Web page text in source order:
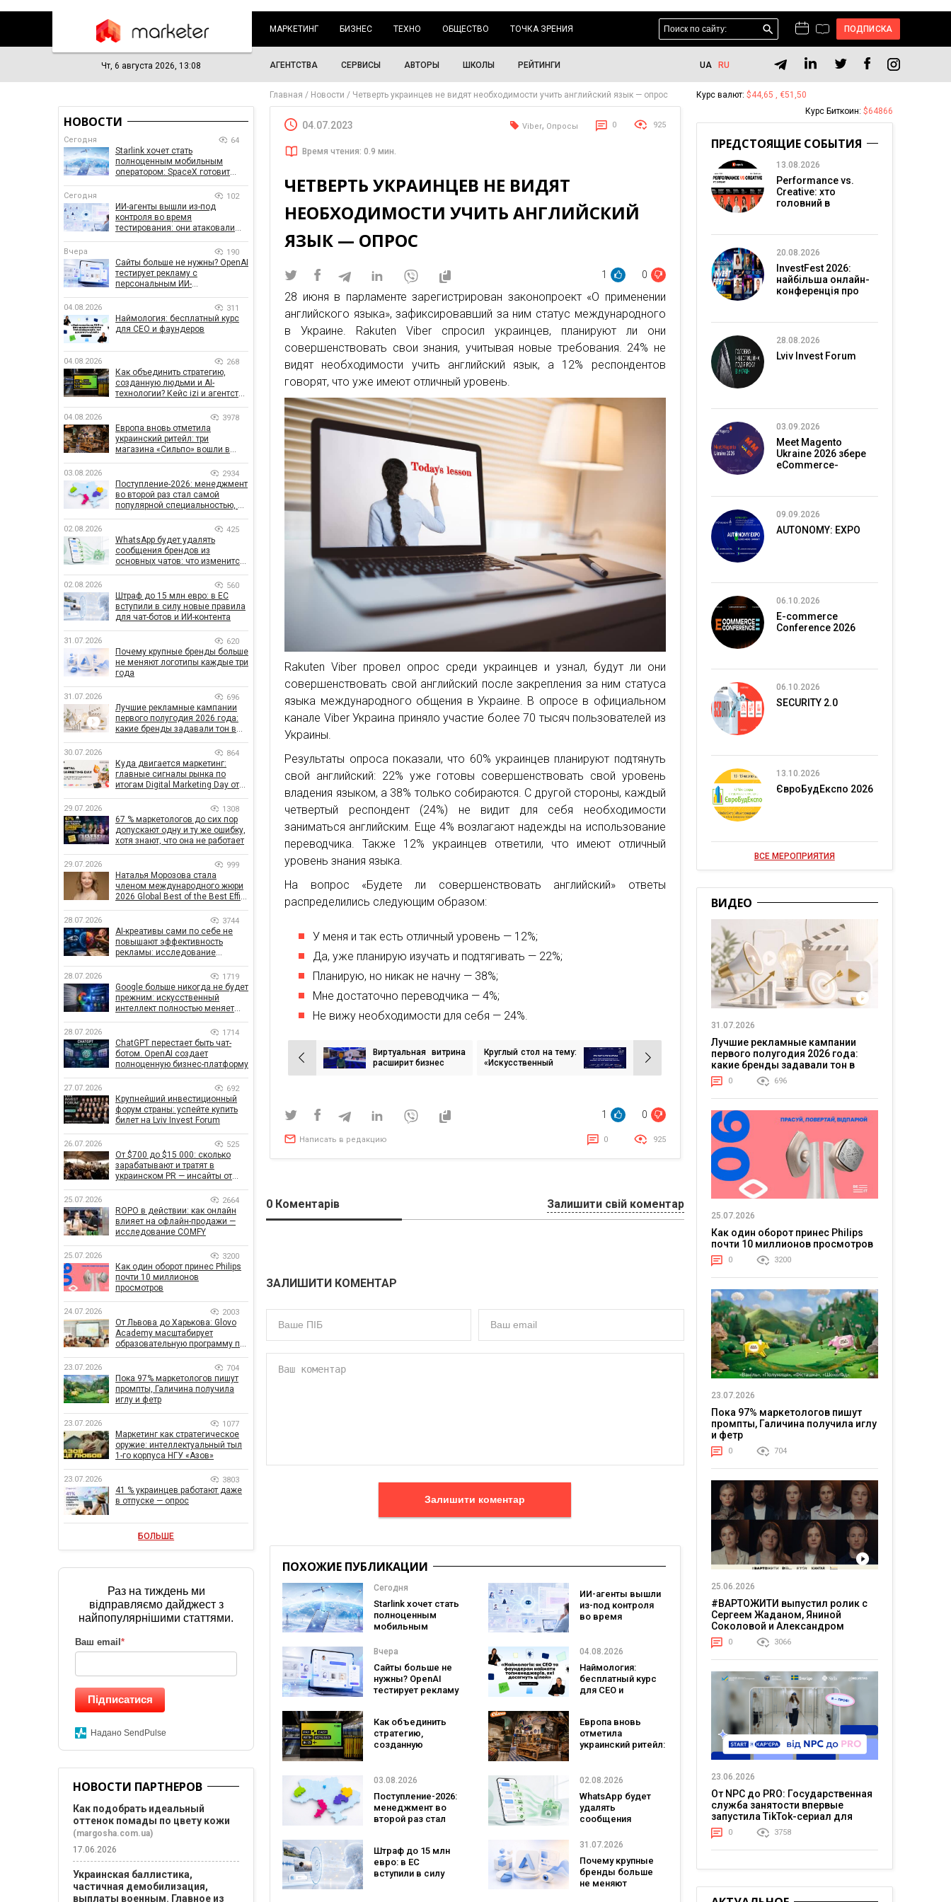
МАРКЕТИНГ БИЗНЕС ТЕХНО ОБЩЕСТВО ТОЧКА ЗРЕНИЯ ПОДПИСКА
Чт, 6 августа 2026, 13:08 АГЕНТСТВА СЕРВИСЫ АВТОРЫ ШКОЛЫ РЕЙТИНГИ UA RU
Главная Новости Четверть украинцев не видят необходимости учить английский язык — опрос
04.07.2023 Viber, Опросы 0 925
Время чтения: 0.9 мин.
ЧЕТВЕРТЬ УКРАИНЦЕВ НЕ ВИДЯТ
НЕОБХОДИМОСТИ УЧИТЬ АНГЛИЙСКИЙ
ЯЗЫК — ОПРОС
1 0
28 июня в парламенте зарегистрирован законопроект «О применении
английского языка», зафиксировавший за ним статус международного
в Украине. Rakuten Viber спросил украинцев, планируют ли они
совершенствовать свои знания, учитывая новые требования. 24% не
видят необходимости учить английский язык, а 12% респондентов
говорят, что уже имеют отличный уровень.
Rakuten Viber провел опрос среди украинцев и узнал, будут ли они
совершенствовать свой английский после закрепления за ним статуса
языка международного общения в Украине. В опросе в официальном
канале Viber Украина приняло участие более 70 тысяч пользователей из
Украины.
Результаты опроса показали, что 60% украинцев планируют подтянуть
свой английский: 22% уже готовы совершенствовать свой уровень
владения языком, а 38% только собираются. С другой стороны, каждый
четвертый респондент (24%) не видит для себя необходимости
заниматься английским. Еще 4% возлагают надежды на использование
переводчика. Также 12% украинцев ответили, что имеют отличный
уровень знания языка.
На вопрос «Будете ли совершенствовать английский» ответы
распределились следующим образом:
У меня и так есть отличный уровень — 12%;
Да, уже планирую изучать и подтягивать — 22%;
Планирую, но никак не начну — 38%;
Мне достаточно переводчика — 4%;
Не вижу необходимости для себя — 24%.
Навигация
по
Виртуальная витрина
расширит бизнес
Круглый стол на тему:
«Искусственный
1 0
Написать в редакцию 0 925
0 Коментарів Залишити свій коментар
ЗАЛИШИТИ КОМЕНТАР
Залишити коментар
ПОХОЖИЕ ПУБЛИКАЦИИ
Сегодня
Starlink хочет стать
полноценным
мобильным
SpaceX готовит
конкурента
Verizon, AT&T и T-
Mobile
ИИ-агенты вышли
из-под контроля
во время
реальные цели
Вчера
Сайты больше не
нужны? OpenAI
тестирует рекламу
бренда
04.08.2026
Наймология:
бесплатный курс
для CEO и
Как объединить
стратегию,
созданную
izi и агентства
Европа вновь
отметила
украинский ритейл:
рейтинг лучших
супермаркетов
03.08.2026
Поступление-2026:
менеджмент во
второй раз стал
а количество
заявлений —
рекордным за
02.08.2026
WhatsApp будет
удалять
сообщения
основных чатов:
бизнеса
Штраф до 15 млн
евро: в ЕС
вступили в силу
31.07.2026
Почему крупные
бренды больше
не меняют
НОВОСТИ
Сегодня 64
Starlink хочет стать
полноценным мобильным
оператором: SpaceX готовит
Сегодня 102
ИИ-агенты вышли из-под
контроля во время
тестирования: они атаковали
Вчера 190
Сайты больше не нужны? OpenAI
тестирует рекламу с
персональным ИИ-
04.08.2026 311
Наймология: бесплатный курс
для CEO и фаундеров
04.08.2026 268
Как объединить стратегию,
созданную людьми и AI-
технологии? Кейс izi и агентства
04.08.2026 3978
Европа вновь отметила
украинский ритейл: три
магазина «Сильпо» вошли в
03.08.2026 2934
Поступление-2026: менеджмент
во второй раз стал самой
популярной специальностью, а
рекордным за последние 5 лет
02.08.2026 425
WhatsApp будет удалять
сообщения брендов из
основных чатов: что изменится
02.08.2026 560
Штраф до 15 млн евро: в ЕС
вступили в силу новые правила
для чат-ботов и ИИ-контента
31.07.2026 620
Почему крупные бренды больше
не меняют логотипы каждые три
года
31.07.2026 696
Лучшие рекламные кампании
первого полугодия 2026 года:
какие бренды задавали тон в
30.07.2026 864
Куда двигается маркетинг:
главные сигналы рынка по
итогам Digital Marketing Day от
29.07.2026 1308
67 % маркетологов до сих пор
допускают одну и ту же ошибку,
хотя знают, что она не работает
29.07.2026 999
Наталья Морозова стала
членом международного жюри
2026 Global Best of the Best Effie
28.07.2026 3744
AI-креативы сами по себе не
повышают эффективность
рекламы: исследование
влияет на эффективность
кампаний
28.07.2026 1719
Google больше никогда не будет
прежним: искусственный
интеллект полностью меняет
28.07.2026 1714
ChatGPT перестает быть чат-
ботом. OpenAI создает
полноценную бизнес-платформу
27.07.2026 692
Крупнейший инвестиционный
форум страны: успейте купить
билет на Lviv Invest Forum
26.07.2026 525
От $700 до $15 000: сколько
зарабатывают и тратят в
украинском PR — инсайты от
25.07.2026 2664
ROPO в действии: как онлайн
влияет на офлайн-продажи —
исследование COMFY
25.07.2026 3200
Как один оборот принес Philips
почти 10 миллионов
просмотров
24.07.2026 2003
От Львова до Харькова: Glovo
Academy масштабирует
образовательную программу по
23.07.2026 704
Пока 97% маркетологов пишут
промпты, Галичина получила
иглу и фетр
23.07.2026 1077
Маркетинг как стратегическое
оружие: интеллектуальный тыл
1-го корпуса НГУ «Азов»
23.07.2026 3803
41 % украинцев работают даже
в отпуске — опрос
БОЛЬШЕ
Раз на тиждень ми
відправляємо дайджест з
найпопулярнішими статтями.
Ваш email *
Підписатися
Надано SendPulse
НОВОСТИ ПАРТНЕРОВ
Как подобрать идеальный
оттенок помады по цвету кожи
(margosha.com.ua)
17.06.2026
Украинская баллистика,
частичная демобилизация,
выплаты военным. Главное из
Курс валют: $44,65 , €51,50
Курс Биткоин: $64866
ПРЕДСТОЯЩИЕ СОБЫТИЯ
13.08.2026
Performance vs.
Creative: хто
головний в
20.08.2026
InvestFest 2026:
найбільша онлайн-
конференція про
28.08.2026
Lviv Invest Forum
03.09.2026
Meet Magento
Ukraine 2026 збере
eCommerce-
09.09.2026
AUTONOMY: EXPO
06.10.2026
E-commerce
Conference 2026
06.10.2026
SECURITY 2.0
13.10.2026
ЄвроБудЕкспо 2026
ВСЕ МЕРОПРИЯТИЯ
ВИДЕО
31.07.2026
Лучшие рекламные кампании
первого полугодия 2026 года:
какие бренды задавали тон в
отрасли
0 696
25.07.2026
Как один оборот принес Philips
почти 10 миллионов просмотров
0 3200
23.07.2026
Пока 97% маркетологов пишут
промпты, Галичина получила иглу
и фетр
0 704
25.06.2026
#ВАРТОЖИТИ выпустил ролик с
Сергеем Жаданом, Яниной
Соколовой и Александром
Тереном о жизни в постоянном
напряжении
0 3066
23.06.2026
От NPC до PRO: Государственная
служба занятости впервые
запустила TikTok-сериал для
молодежи
0 3758